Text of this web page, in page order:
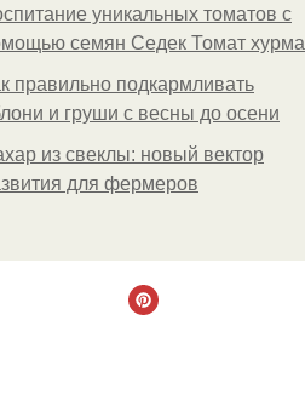
уникальных томатов с
семян Седек Томат хурма
правильно подкармливать
и груши с весны до осени
из свеклы: новый вектор
для фермеров